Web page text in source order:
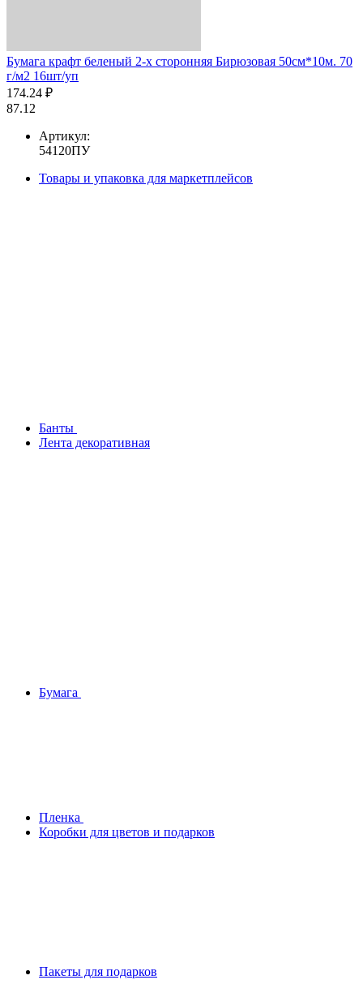
Бумага крафт беленый 2-х сторонняя Бирюзовая 50см*10м. 70
г/м2 16шт/уп
174.24 ₽
87.12
Артикул:
54120ПУ
Товары и упаковка для маркетплейсов
Банты
Лента декоративная
Бумага
Плeнка
Коробки для цветов и подарков
Пакеты для подарков